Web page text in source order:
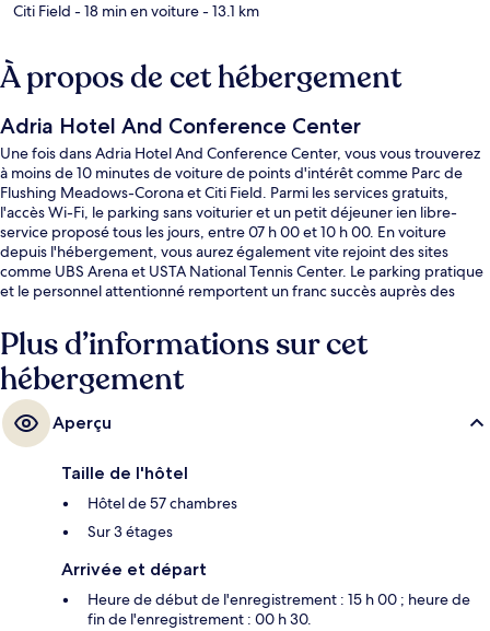
Citi Field - 18 min en voiture- 13.1 km
À propos de cet hébergement
Adria Hotel And Conference Center
Une fois dans Adria Hotel And Conference Center, vous vous trouverez
à moins de 10 minutes de voiture de points d'intérêt comme Parc de
Flushing Meadows-Corona et Citi Field. Parmi les services gratuits,
l'accès Wi-Fi, le parking sans voiturier et un petit déjeuner ien libre-
service proposé tous les jours, entre 07 h 00 et 10 h 00. En voiture
depuis l'hébergement, vous aurez également vite rejoint des sites
comme UBS Arena et USTA National Tennis Center. Le parking pratique
et le personnel attentionné remportent un franc succès auprès des
Plus d’informations sur cet
hébergement
Aperçu
Taille de l'hôtel
Hôtel de 57 chambres
Sur 3 étages
Arrivée et départ
Heure de début de l'enregistrement : 15 h 00 ; heure de
fin de l'enregistrement : 00 h 30.